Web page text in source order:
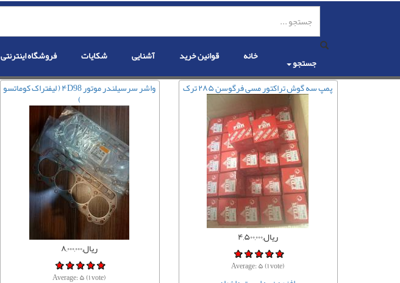
رفتن
جستجو خانه قوانین خرید آشنایی شکایات فروشگاه اینترنتی
واشر سرسیلندر موتور ۴D98 ( لیفتراک کوماتسو
)
ریال,۸,۰۰۰,۰۰۰
Average:۵(۱vote)
پمپ سه گوش تراکتور مسی فرگوسن ۲۸۵ ترک
ریال,۴,۵۰۰,۰۰۰
Average:۵(۱vote)